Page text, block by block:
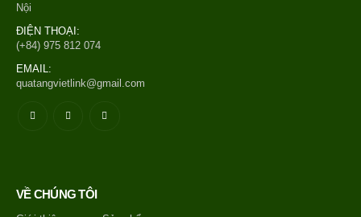
Nội
ĐIỆN THOẠI:
(+84) 975 812 074
EMAIL:
quatangvietlink@gmail.com
VỀ CHÚNG TÔI